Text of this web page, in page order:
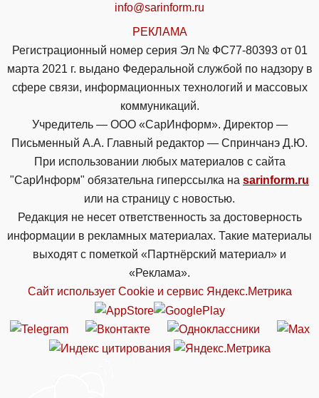
info@sarinform.ru
РЕКЛАМА
Регистрационный номер серия Эл № ФС77-80393 от 01
марта 2021 г. выдано Федеральной службой по надзору в
сфере связи, информационных технологий и массовых
коммуникаций.
Учредитель — ООО «СарИнформ». Директор —
Письменный А.А. Главный редактор — Спринчанэ Д.Ю.
При использовании любых материалов с сайта
"СарИнформ" обязательна гиперссылка на sarinform.ru
или на страницу с новостью.
Редакция не несет ответственность за достоверность
информации в рекламных материалах. Такие материалы
выходят с пометкой «Партнёрский материал» и
«Реклама».
Сайт использует Cookie и сервиc Яндекс.Метрика